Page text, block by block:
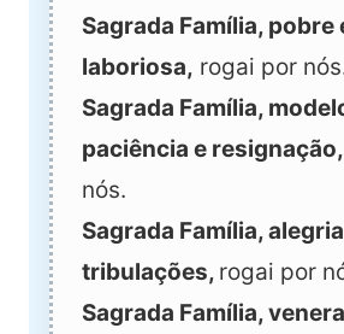
Sagrada Família, pobre
laboriosa, rogai por
Sagrada Família,
paciência e resignação,
nós.
Sagrada Família,
tribulações, rogai por
Sagrada Família,